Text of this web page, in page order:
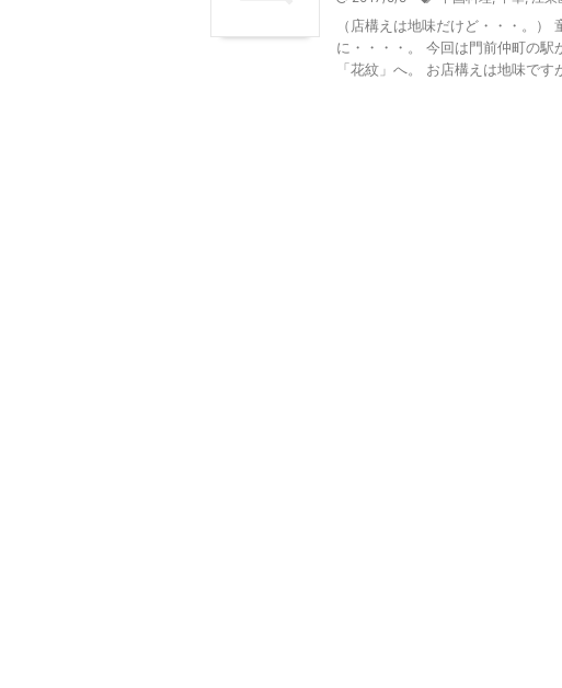
（店構えは地味だけど・・・。
に・・・・。 今回は門前仲町の
「花紋」へ。 お店構えは地味です